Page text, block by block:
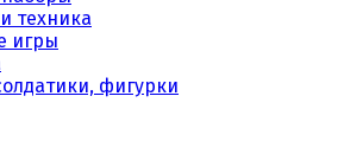
техника
игры
фигурки